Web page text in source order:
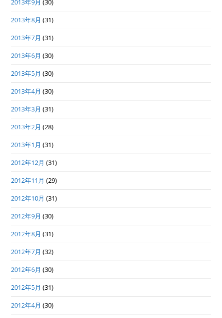
2013年9月 (30)
2013年8月 (31)
2013年7月 (31)
2013年6月 (30)
2013年5月 (30)
2013年4月 (30)
2013年3月 (31)
2013年2月 (28)
2013年1月 (31)
2012年12月 (31)
2012年11月 (29)
2012年10月 (31)
2012年9月 (30)
2012年8月 (31)
2012年7月 (32)
2012年6月 (30)
2012年5月 (31)
2012年4月 (30)